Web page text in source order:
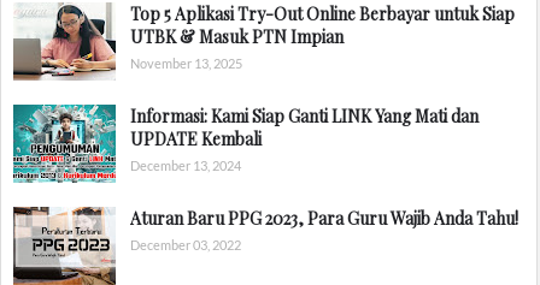
Top 5 Aplikasi Try-Out Online Berbayar untuk Siap
UTBK & Masuk PTN Impian
November 13, 2025
Informasi: Kami Siap Ganti LINK Yang Mati dan
UPDATE Kembali
December 13, 2024
Aturan Baru PPG 2023, Para Guru Wajib Anda Tahu!
December 03, 2022